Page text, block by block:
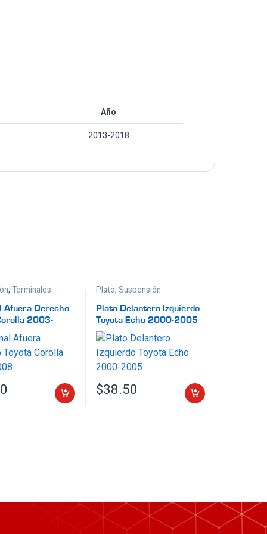
Año
2013-2018
,Terminales
Afuera Derecho
2003-
Plato, Suspensión
Plato Delantero Izquierdo
Toyota Echo 2000-2005
$38.50